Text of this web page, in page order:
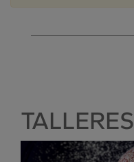
TALLERES